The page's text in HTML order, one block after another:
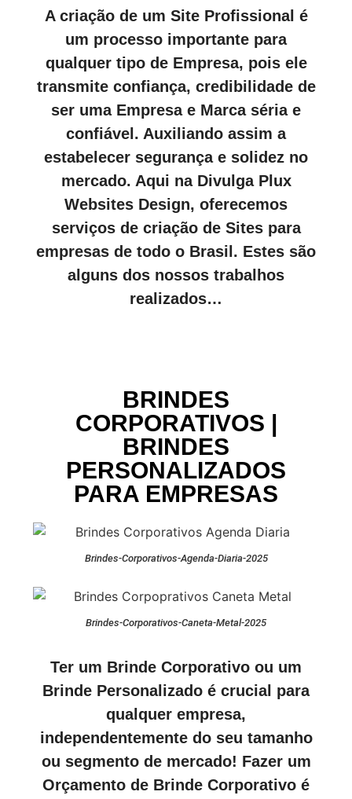
A criação de um Site Profissional é
um processo importante para
qualquer tipo de Empresa, pois ele
transmite confiança, credibilidade de
ser uma Empresa e Marca séria e
confiável. Auxiliando assim a
estabelecer segurança e solidez no
mercado. Aqui na Divulga Plux
Websites Design, oferecemos
serviços de criação de Sites para
empresas de todo o Brasil. Estes são
alguns dos nossos trabalhos
realizados…
BRINDES
CORPORATIVOS |
BRINDES
PERSONALIZADOS
PARA EMPRESAS
Brindes-Corporativos-Agenda-Diaria-2025
Brindes-Corporativos-Caneta-Metal-2025
Ter um Brinde Corporativo ou um
Brinde Personalizado é crucial para
qualquer empresa,
independentemente do seu tamanho
ou segmento de mercado! Fazer um
Orçamento de Brinde Corporativo é